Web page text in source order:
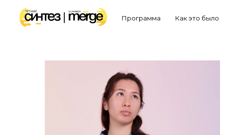
Программа Как это было